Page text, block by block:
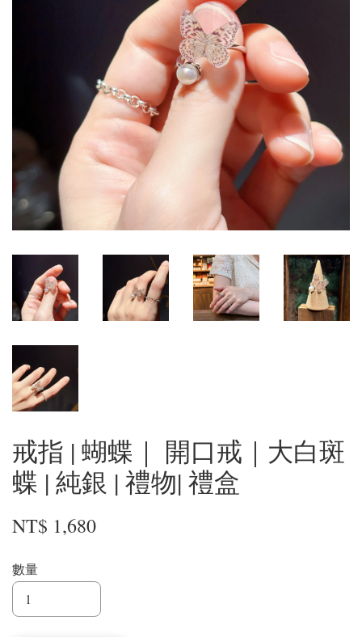
戒指 | 蝴蝶｜ 開口戒｜大白斑
蝶 | 純銀 | 禮物| 禮盒
NT$ 1,680
數量